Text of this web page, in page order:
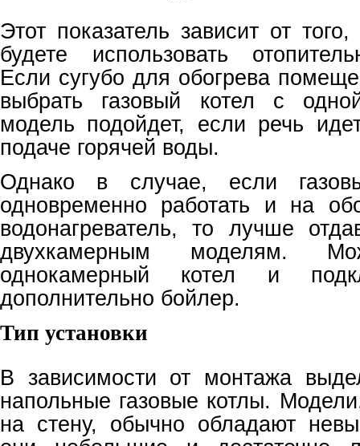
Этот показатель зависит от
будете использовать
Если сугубо для обогрева
выбрать газовый котел с
модель подойдет, если речь
подаче горячей воды.
Однако в случае, если
одновременно работать и на
водонагреватель, то лучше
двухкамерным моделям.
однокамерный котел и
дополнительно бойлер.
Тип установки
В зависимости от монтажа
напольные газовые котлы.
на стену, обычно обладают